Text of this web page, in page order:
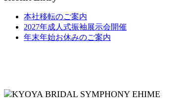
本社移転のご案内
2027年成人式振袖展示会開催
年末年始お休みのご案内